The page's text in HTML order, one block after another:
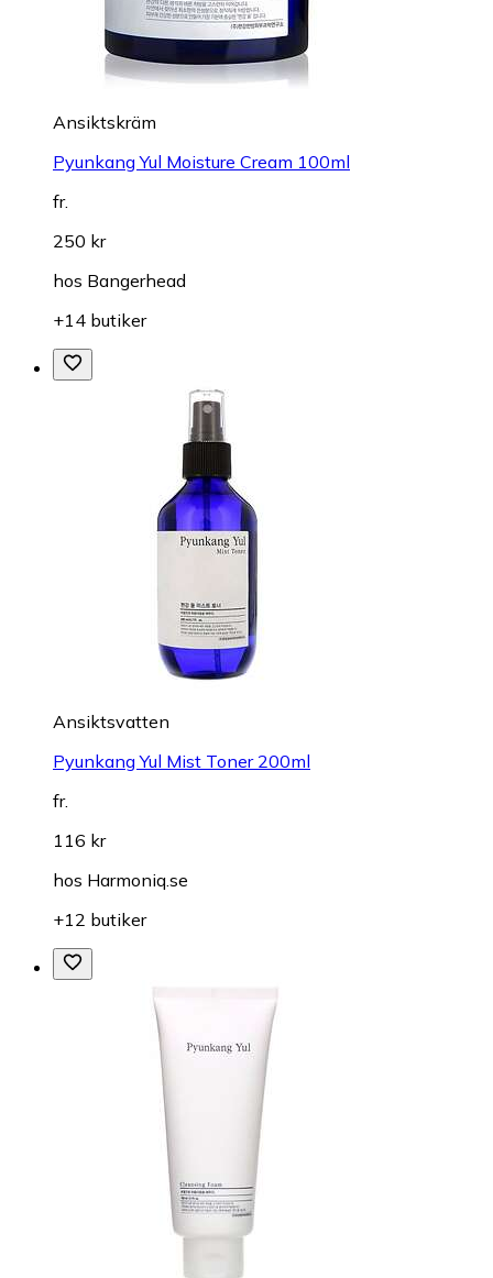
Ansiktskräm
Pyunkang Yul Moisture Cream 100ml
fr.
250 kr
hos Bangerhead
+14 butiker
Ansiktsvatten
Pyunkang Yul Mist Toner 200ml
fr.
116 kr
hos Harmoniq.se
+12 butiker